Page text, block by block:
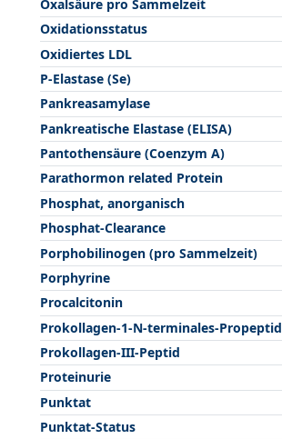
Oxalsäure pro Sammelzeit
Oxidationsstatus
Oxidiertes LDL
P-Elastase (Se)
Pankreasamylase
Pankreatische Elastase (ELISA)
Pantothensäure (Coenzym A)
Parathormon related Protein
Phosphat, anorganisch
Phosphat-Clearance
Porphobilinogen (pro Sammelzeit)
Porphyrine
Procalcitonin
Prokollagen-1-N-terminales-Propeptid
Prokollagen-III-Peptid
Proteinurie
Punktat
Punktat-Status